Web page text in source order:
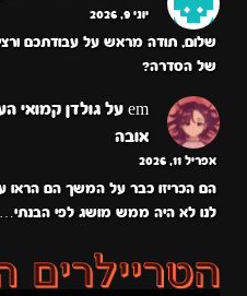
יוני 9, 2026
שלום, תודה מראש על עבודתכם
של הסדרה?
em על
אובה
אפריל 11, 2026
הם הכריזו כבר על המשך הם הראו
לנו לא היה ממש מושג לפי הבנתי…